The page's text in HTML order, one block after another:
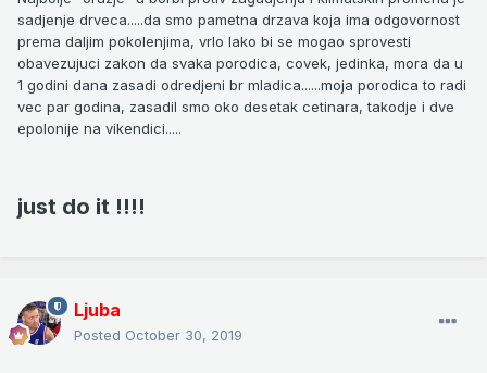
sadjenje drveca.....da smo pametna drzava koja ima odgovornost
prema daljim pokolenjima, vrlo lako bi se mogao sprovesti
obavezujuci zakon da svaka porodica, covek, jedinka, mora da u
1 godini dana zasadi odredjeni br mladica......moja porodica to radi
vec par godina, zasadil smo oko desetak cetinara, takodje i dve
epolonije na vikendici.....
just do it !!!!
Ljuba
Posted October 30, 2019